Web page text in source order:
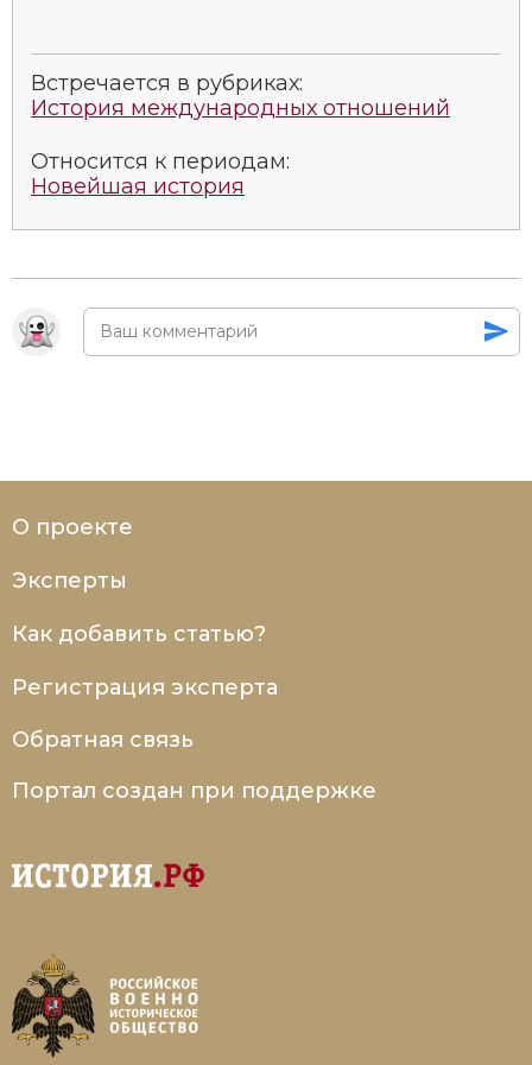
Новейшая история
Образование
Общественные объединения и организации
Революции и народные движения
Южная Америка
Встречается в рубриках:
История международных отношений
Относится к периодам:
Новейшая история
О проекте
Эксперты
Как добавить статью?
Регистрация эксперта
Обратная связь
Портал создан при поддержке